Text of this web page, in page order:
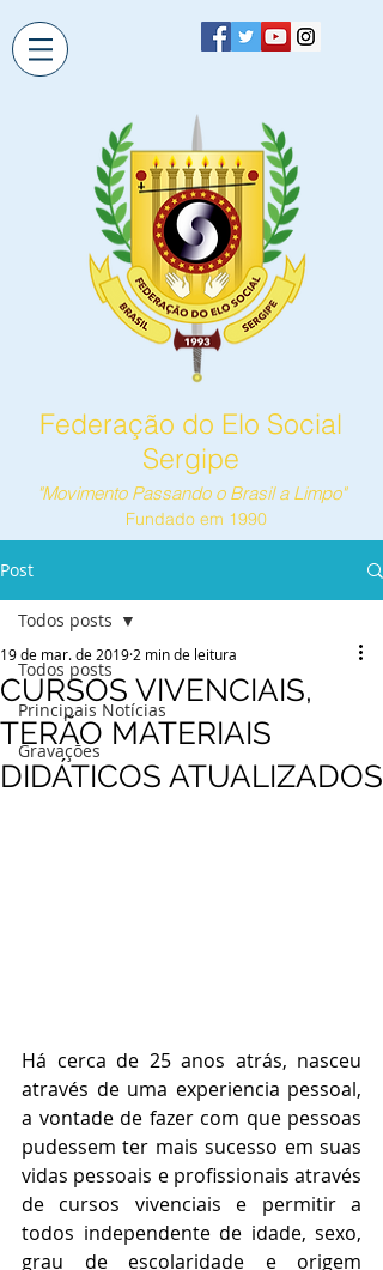
Federação do Elo Social
Sergipe
"Movimento Passando o Brasil a Limpo"
Fundado em 1990
Post
Todos posts
Principais Notícias
Gravações
Todos posts
CURSOS VIVENCIAIS,
TERÃO MATERIAIS
DIDÁTICOS ATUALIZADOS
19 de mar. de 2019 2 min de leitura
Há cerca de 25 anos atrás, nasceu
através de uma experiencia pessoal,
a vontade de fazer com que pessoas
pudessem ter mais sucesso em suas
vidas pessoais e profissionais através
de cursos vivenciais e permitir a
todos independente de idade, sexo,
grau de escolaridade e origem